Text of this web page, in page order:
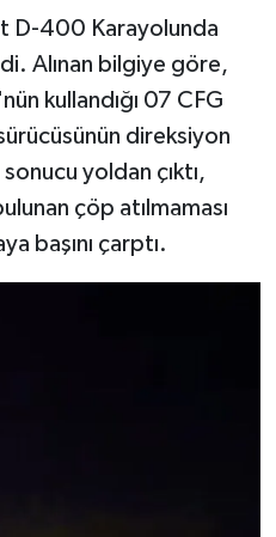
D-400 Karayolunda
Alınan bilgiye göre,
kullandığı 07 CFG
direksiyon
yoldan çıktı,
çöp atılmaması
başını çarptı.